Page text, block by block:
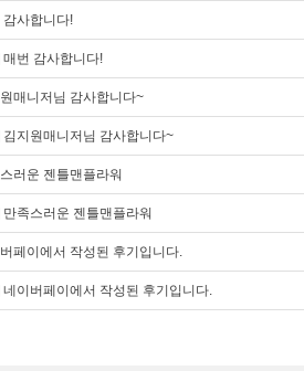
감사합니다!
매번 감사합니다!
매니저님 감사합니다~
김지원매니저님 감사합니다~
러운 젠틀맨플라워
만족스러운 젠틀맨플라워
페이에서 작성된 후기입니다.
네이버페이에서 작성된 후기입니다.